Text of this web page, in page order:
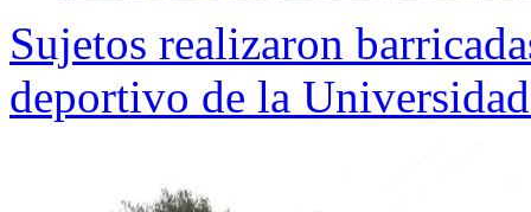
Sujetos realizaron
deportivo de la